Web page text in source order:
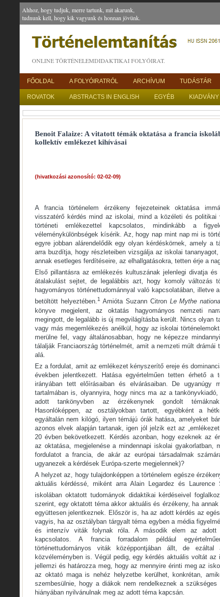
Ahhoz, hogy tudjuk, merre tartunk, mit akarunk,
tudnunk kell, hogy kik vagyunk és honnan jövünk.
ONLINE TÖRTÉNELEMDIDAKTIKAI FOLYÓIRAT.
FŐOLDAL A FOLYÓIRATRÓL ARCHÍVUM TUDÁSTÁR
ROVATOK ABSTRACTS IN ENGLISH EGYÉB
Benoit Falaize: A vitatott témák oktatása a francia
kollektív emlékezet kihívásai
(hivatkozási azonosító: 02-02-09)
A francia történelem érzékeny fejezeteinek oktatása
visszatérő kérdés mind az iskolai, mind a közéleti és politikai
történeti emlékezettel kapcsolatos, mindinkább a
véleménykülönbségek kísérik. Az, hogy nap mint nap mi is
egyre jobban alárendelődik egy olyan kérdéskörnek, amely a
arra buzdítja, hogy részleteiben vizsgálja az iskolai
annak esetleges ferdítéseire, az elhallgatásokra, tetten érje a
Első pillantásra az emlékezés kultuszának jelenlegi divatja és
átalakulást sejtet, de legalábbis azt, hogy komoly változás
hagyományos történettudománnyal való kapcsolatában, illetve
betöltött helyeztében.1Amióta Suzann Citron Le Mythe
könyve megjelent, az oktatás hagyományos nemzeti
megingott, de legalább is új megvilágításba került. Nincs olyan
vagy más megemlékezés anélkül, hogy az iskolai
merülne fel, vagy általánosabban, hogy ne képezze
tálalják Franciaország történelmét, amit a nemzeti múlt drámái
alá.
Ez a fordulat, amit az emlékezet kényszerítő ereje és
években jelentkezett. Hatása egyértelműen tetten érhető a
irányában tett előírásaiban és elvárásaiban. De ugyanúgy
tartalmában is, olyannyira, hogy nincs ma az a
adott tankönyvben az érzékenynek gondolt
Hasonlóképpen, az osztályokban tartott, egyébként a
egyáltalán nem kilógó, ilyen témájú órák hatása, amelyeket
azonos elvek alapján tartanak, igen jól jelzik ezt az
20 évben bekövetkezett. Kérdés azonban, hogy ezeknek az
az oktatása, megjelenése a mindennapi iskolai gyakorlatban,
fordulatot a francia, de akár az európai társadalmak
ugyanezek a kérdések Európa-szerte megjelennek)?
A helyzet az, hogy tulajdonképpen a történelem egésze
aktuális kérdéssé, miként arra Alain Legardez és Laurence
iskolában oktatott tudományok didaktikai kérdéseivel
szerint, egy oktatott téma akkor aktuális és érzékeny, ha
együttesen jelentkeznek. Először is, ha az adott kérdés az
vagyis, ha az osztályban tárgyalt téma egyben a média
és intenzív viták folynak róla. A második elem az adott
kapcsolatos. A francia forradalom például
történettudományos viták középpontjában állt, de
közvéleményben is. Végül pedig, egy kérdés aktuális voltát
jellemzi és határozza meg, hogy az mennyire érinti meg az
az oktató maga is nehéz helyzetbe kerülhet, konkrétan,
szembesülnie, hogy a diákok nem rendelkeznek a
hiányában nyilvánulnak meg az adott téma kapcsán.